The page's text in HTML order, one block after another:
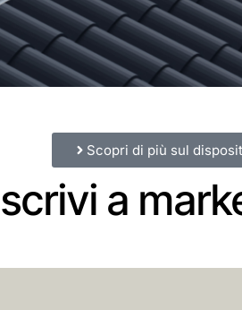
Scopri di più sul
a